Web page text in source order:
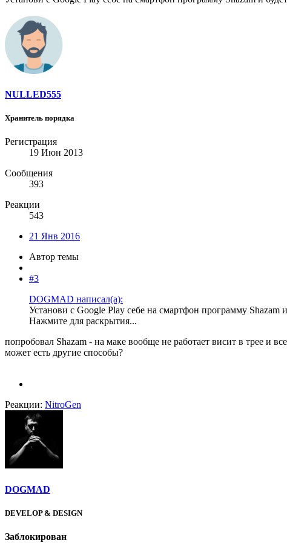
NULLED555
Хранитель порядка
Регистрация
19 Июн 2013
Сообщения
393
Реакции
543
21 Янв 2016
Автор темы
#3
DOGMAD написал(а):
Установи с Google Play себе на смартфон программу Shazam и
Нажмите для раскрытия...
попробовал Shazam - на маке вообще не работает висит в трее и
может есть другие способы?
Реакции: NitroGen
DOGMAD
DEVELOP & DESIGN
Заблокирован